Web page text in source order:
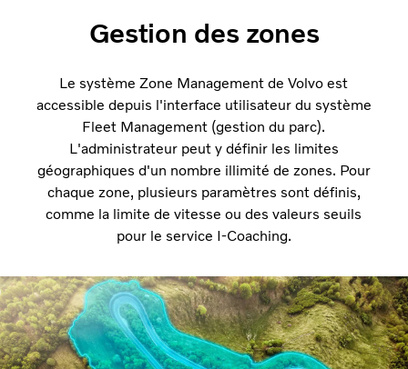
Gestion des zones
Le système Zone Management de Volvo est
accessible depuis l'interface utilisateur du système
Fleet Management (gestion du parc).
L'administrateur peut y définir les limites
géographiques d'un nombre illimité de zones. Pour
chaque zone, plusieurs paramètres sont définis,
comme la limite de vitesse ou des valeurs seuils
pour le service I-Coaching.